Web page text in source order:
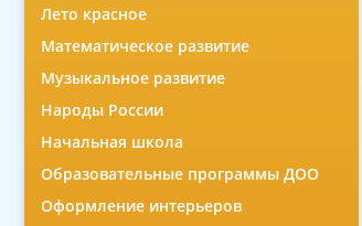
Лето красное
Математическое развитие
Музыкальное развитие
Народы России
Начальная школа
Образовательные программы ДОО
Оформление интерьеров